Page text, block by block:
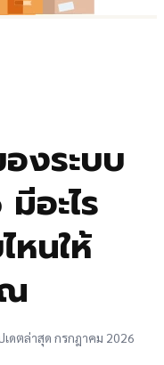
งระบบ
อะไร
หนให้
เดตล่าสุด กรกฎาคม 2026